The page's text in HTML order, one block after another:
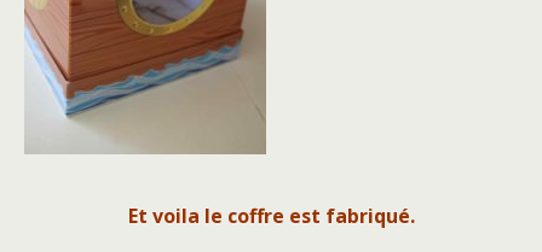
Et voila le coffre est fabriqué.